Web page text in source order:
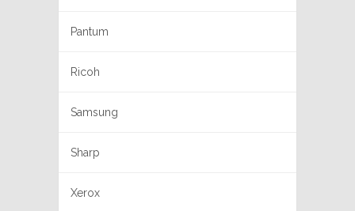
Pantum
Ricoh
Samsung
Sharp
Xerox